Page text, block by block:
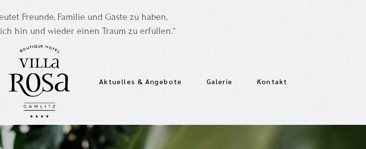
Freunde, Familie und Gäste zu haben,
hin und wieder einen Traum zu erfüllen.“
Aktuelles & Angebote Galerie Kontakt